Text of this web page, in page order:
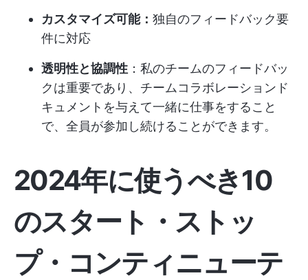
カスタマイズ可能： 独自のフィードバック要
件に対応
透明性と協調性 ：私のチームのフィードバッ
クは重要であり、チームコラボレーションド
キュメントを与えて一緒に仕事をすること
で、全員が参加し続けることができます。
2024年に使うべき10
のスタート・ストッ
プ・コンティニューテ